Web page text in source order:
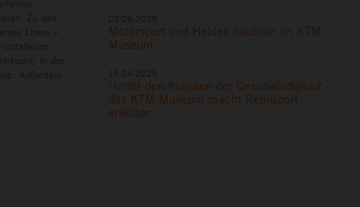
Motorsport und Helden hautnah im KTM
Museum
Hinter den Kulissen der Geschwindigkeit -
das KTM Museum macht Rennsport
erlebbar